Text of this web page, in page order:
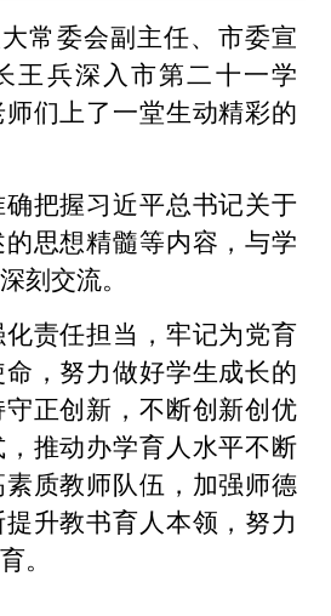
常委会副主任、市委宣
王兵深入市第二十一学
们上了一堂生动精彩的
把握习近平总书记关于
思想精髓等内容，与学
刻交流。
责任担当，牢记为党育
，努力做好学生成长的
正创新，不断创新创优
推动办学育人水平不断
质教师队伍，加强师德
升教书育人本领，努力
。